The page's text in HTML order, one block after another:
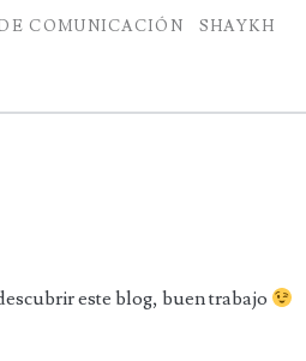
COMUNICACIÓN
SHAYKH
este blog, buen trabajo